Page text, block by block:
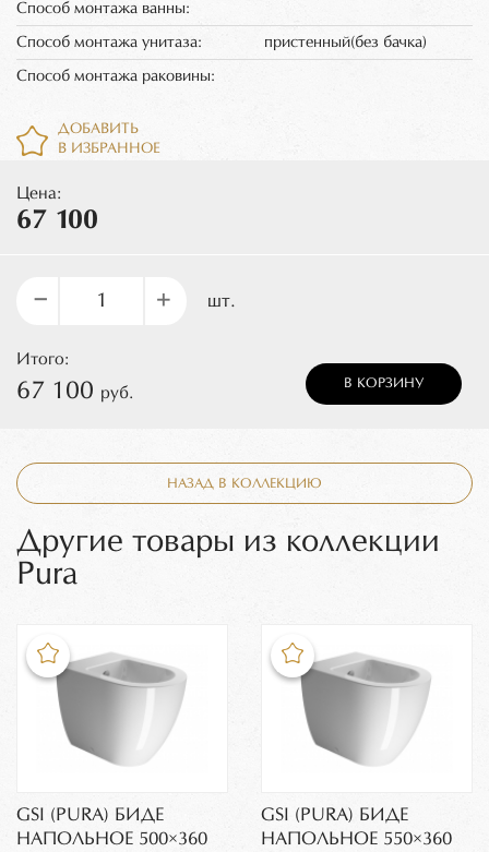
Способ монтажа ванны:
Способ монтажа унитаза: пристенный(без бачка)
Способ монтажа раковины:
ДОБАВИТЬ
В ИЗБРАННОЕ
Цена:
67 100
– + шт.
Итого:
67 100 руб.
В КОРЗИНУ
НАЗАД В КОЛЛЕКЦИЮ
Другие товары из коллекции
Pura
GSI (PURA) БИДЕ
НАПОЛЬНОЕ 500×360
GSI (PURA) БИДЕ
НАПОЛЬНОЕ 550×360